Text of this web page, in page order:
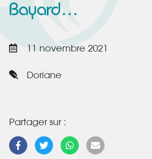
Bayard…
11 novembre 2021
Doriane
Partager sur :